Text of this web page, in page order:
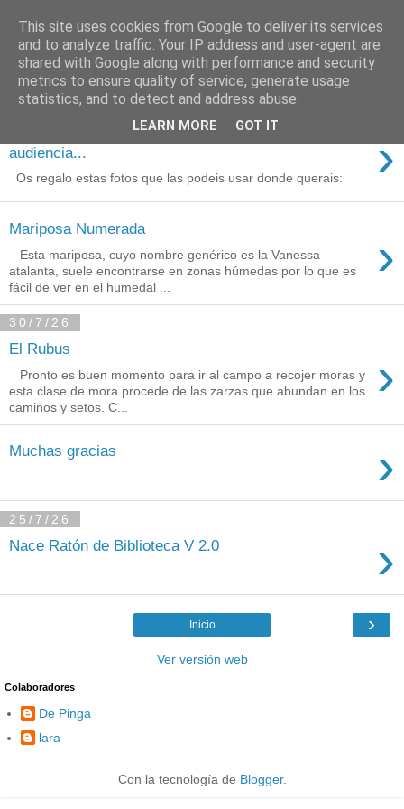
Está de pinga
3/8/26
Agradecimientos a Ares por su
audiencia...
›
Os regalo estas fotos que las podeis usar donde querais:
Mariposa Numerada ›
Esta mariposa, cuyo nombre genérico es la Vanessa
atalanta, suele encontrarse en zonas húmedas por lo que es
fácil de ver en el humedal ...
30/7/26
El Rubus ›
Pronto es buen momento para ir al campo a recojer moras y
esta clase de mora procede de las zarzas que abundan en los
caminos y setos. C...
Muchas gracias ›
25/7/26
Nace Ratón de Biblioteca V 2.0 ›
›
Inicio
Ver versión web
Colaboradores
De Pinga
lara
Con la tecnología de Blogger.
This site uses cookies from Google to deliver its services
and to analyze traffic. Your IP address and user-agent are
shared with Google along with performance and security
metrics to ensure quality of service, generate usage
statistics, and to detect and address abuse.
LEARN MORE GOT IT